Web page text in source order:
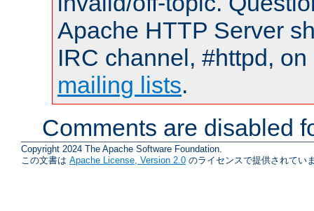
Apache HTTP Server
IRC channel, #httpd,
mailing lists.
Comments are disabled
Copyright 2024 The Apache Software Foundation.
この文書は Apache License, Version 2.0 のライセンスで提供されてい